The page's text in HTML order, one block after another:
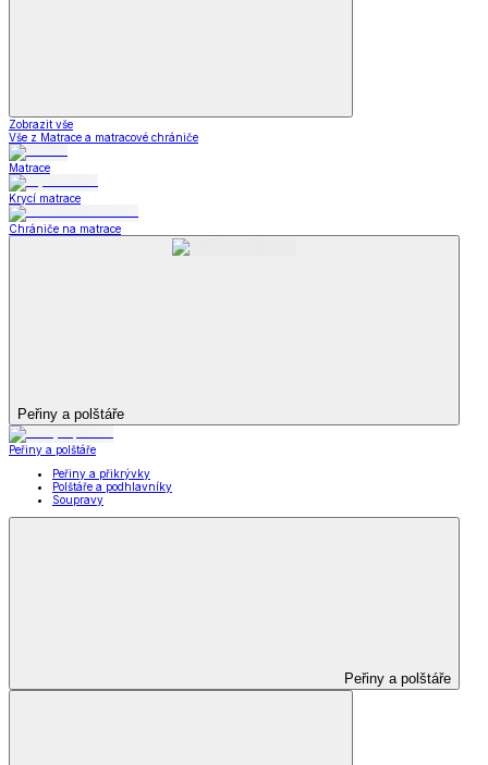
Zobrazit vše
Vše z Matrace a matracové chrániče
Matrace
Krycí matrace
Chrániče na matrace
Peřiny a polštáře
Peřiny a polštáře
Peřiny a přikrývky
Polštáře a podhlavníky
Soupravy
Peřiny a polštáře